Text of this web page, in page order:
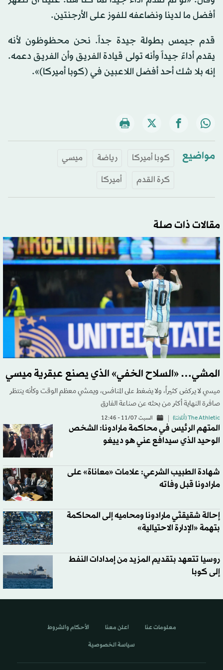
أفضل ما لدينا ونضاعفه للفوز على الأرجنتين.
قدم جيمس بطولة جيدة جداً. نحن محظوظون لأنه
يقدم أداءً جيداً وأنه تولى قيادة الفريق وأن الفريق دعمه.
إنه بلا شك أحد أفضل اللاعبين في (كوبا أميركا)».
مواضيع كوبا أميركا رياضة
ميسي
كرة القدم
أميركا
مقالات ذات صلة
المشي… «السلاح الخفي» الذي يصنع عبقرية ميسي
ميسي لا يركض كثيراً، ولا يضغط على المنافس، ويمشي معظم الوقت وكأنه ينتظر
صافرة النهاية أكثر من بحثه عن صناعة الفارق
The Athletic (أتلانتا) السبت 11/07 - 12:46
المتهم الرئيس في محاكمة مارادونا: الشخص
الوحيد الذي سيدافع عني هو دييغو
شهادة الطبيب الشرعي: علامات «معاناة» على
مارادونا قبل وفاته
إحالة شقيقتَي مارادونا ومحاميه إلى المحاكمة
بتهمة «الإدارة الاحتيالية»
روسيا تتعهد بتقديم المزيد من إمدادات النفط
إلى كوبا
معلومات عنا اعلن معنا الأحكام والشروط
سياسة الخصوصية